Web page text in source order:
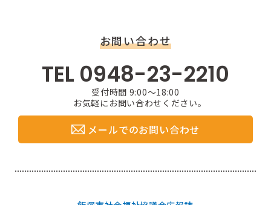
お問い合わせ
TEL 0948-23-2210
受付時間 9:00〜18:00
お気軽にお問い合わせください。
メールでのお問い合わせ